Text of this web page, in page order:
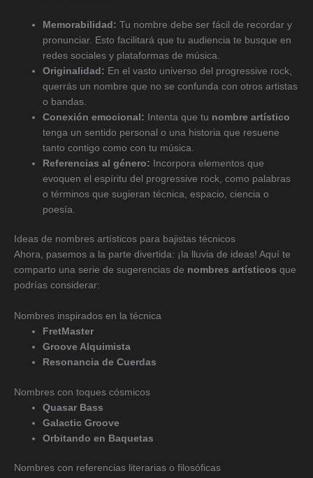
Memorabilidad: Tu nombre debe ser fácil de recordar y
pronunciar. Esto facilitará que tu audiencia te busque en
redes sociales y plataformas de música.
Originalidad: En el vasto universo del progressive rock,
querrás un nombre que no se confunda con otros artistas
o bandas.
Conexión emocional: Intenta que tu nombre artístico
tenga un sentido personal o una historia que resuene
tanto contigo como con tu música.
Referencias al género: Incorpora elementos que
evoquen el espíritu del progressive rock, como palabras
o términos que sugieran técnica, espacio, ciencia o
poesía.
Ideas de nombres artísticos para bajistas técnicos
Ahora, pasemos a la parte divertida: ¡la lluvia de ideas! Aquí te
comparto una serie de sugerencias de nombres artísticos que
podrías considerar:
Nombres inspirados en la técnica
FretMaster
Groove Alquimista
Resonancia de Cuerdas
Nombres con toques cósmicos
Quasar Bass
Galactic Groove
Orbitando en Baquetas
Nombres con referencias literarias o filosóficas